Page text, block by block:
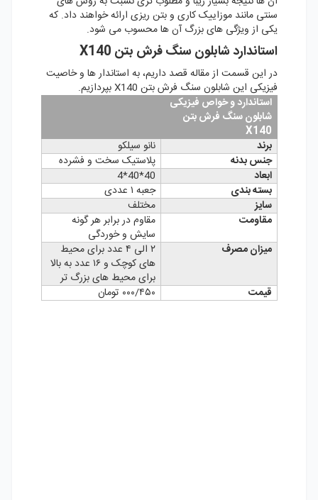
سنتی مانند موزاییک کاری و بتن ریزی ارائه خواهند داد. که
یکی از ویژگی های بزرگ آن ها محسوب می شود.
استاندارد شابلون سنگ فرش بتن X140
در این قسمت از مقاله قصد داریم، به استاندار ها و خاصیت
فیزیکی این شابلون سنگ فرش بتن X140 بپردازیم.
استاندارد و خواص فیزیکی
شابلون سنگ فرش بتن
X140
برند
نانو سیلکو
جنس بدنه
پلاستیک سخت و فشرده
ابعاد
40*40*4
بسته بندی
جعبه ۱ عددی
سایز
مختلف
مقاومت
مقاوم در برابر هر گونه
سایش و خوردگی
میزان مصرف
۲ الی ۴ عدد برای محیط
های کوچک و ۱۶ عدد به بالا
برای محیط های بزرگ تر
قیمت
۰۰۰/۴۵۰ تومان